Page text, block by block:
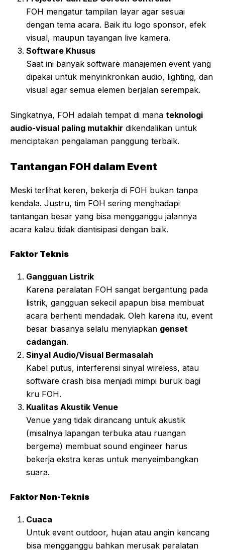
FOH mengatur tampilan layar agar sesuai
dengan tema acara. Baik itu logo sponsor, efek
visual, maupun tayangan live kamera.
Software Khusus
Saat ini banyak software manajemen event yang
dipakai untuk menyinkronkan audio, lighting, dan
visual agar semua elemen berjalan serempak.
Singkatnya, FOH adalah tempat di mana teknologi
audio-visual paling mutakhir dikendalikan untuk
menciptakan pengalaman panggung terbaik.
Tantangan FOH dalam Event
Meski terlihat keren, bekerja di FOH bukan tanpa
kendala. Justru, tim FOH sering menghadapi
tantangan besar yang bisa mengganggu jalannya
acara kalau tidak diantisipasi dengan baik.
Faktor Teknis
Gangguan Listrik
Karena peralatan FOH sangat bergantung pada
listrik, gangguan sekecil apapun bisa membuat
acara berhenti mendadak. Oleh karena itu, event
besar biasanya selalu menyiapkan genset
cadangan.
Sinyal Audio/Visual Bermasalah
Kabel putus, interferensi sinyal wireless, atau
software crash bisa menjadi mimpi buruk bagi
kru FOH.
Kualitas Akustik Venue
Venue yang tidak dirancang untuk akustik
(misalnya lapangan terbuka atau ruangan
bergema) membuat sound engineer harus
bekerja ekstra keras untuk menyeimbangkan
suara.
Faktor Non-Teknis
Cuaca
Untuk event outdoor, hujan atau angin kencang
bisa mengganggu bahkan merusak peralatan